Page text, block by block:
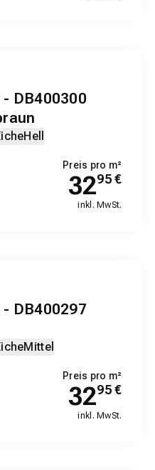
DB400300
Hell
Preis pro m²
3295€
inkl. MwSt.
DB400297
Mittel
Preis pro m²
3295€
inkl. MwSt.